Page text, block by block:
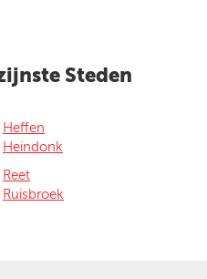
Steden
Heffen
Heindonk
Reet
Ruisbroek